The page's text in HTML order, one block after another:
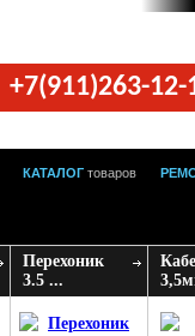
+7(911)263-
КАТАЛОГ товаров
Перехоник
3.5 ...